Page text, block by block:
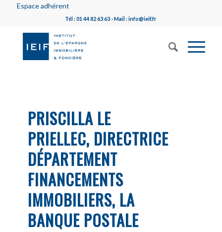
Espace adhérent
Tél : 01 44 82 63 63 - Mail : info@ieif.fr
PRISCILLA LE
PRIELLEC, DIRECTRICE
DÉPARTEMENT
FINANCEMENTS
IMMOBILIERS, LA
BANQUE POSTALE